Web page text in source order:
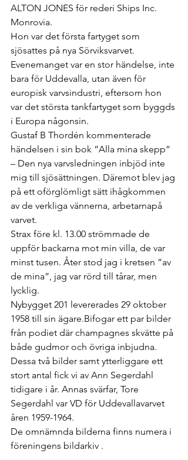
ALTON JONES för rederi Ships Inc.
Monrovia.
Hon var det första fartyget som
sjösattes på nya Sörviksvarvet.
Evenemanget var en stor händelse, inte
bara för Uddevalla, utan även för
europisk varvsindustri, eftersom hon
var det största tankfartyget som byggds
i Europa någonsin.
Gustaf B Thordén kommenterade
händelsen i sin bok ”Alla mina skepp”
– Den nya varvsledningen inbjöd inte
mig till sjösättningen. Däremot blev jag
på ett oförglömligt sätt ihågkommen
av de verkliga vännerna, arbetarnapå
varvet.
Strax före kl. 13.00 strömmade de
uppför backarna mot min villa, de var
minst tusen. Åter stod jag i kretsen ”av
de mina”, jag var rörd till tårar, men
lycklig.
Nybygget 201 levererades 29 oktober
1958 till sin ägare.Bifogar ett par bilder
från podiet där champagnes skvätte på
både gudmor och övriga inbjudna.
Dessa två bilder samt ytterliggare ett
stort antal fick vi av Ann Segerdahl
tidigare i år. Annas svärfar, Tore
Segerdahl var VD för Uddevallavarvet
åren 1959-1964.
De omnämnda bilderna finns numera i
föreningens bildarkiv .